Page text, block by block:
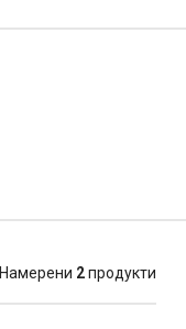
Намерени 2продукти